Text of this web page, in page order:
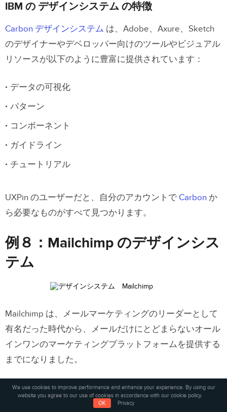
IBM の デザインシステム の特徴
Carbon デザインシステム は、Adobe、Axure、Sketch
のデザイナーやデベロッパー向けのツールやビジュアル
リソースが以下のように豊富に提供されています：
データの可視化
パターン
コンポーネント
ガイドライン
チュートリアル
UXPin のユーザーだと、自分のアカウントで Carbon か
ら必要なものがすべて見つかります。
例８：Mailchimp のデザインシス
テム
Mailchimp は、メールマーケティングのリーダーとして
有名だった時代から、メールだけにとどまらないオール
インワンのマーケティングプラットフォームを提供する
までになりました。
Mailchimp の明確な目標は、ブランドアイデンティティ
とイメージを忠実に守りながら、中小企業の成長を支援
We use cookies to improve performance and enhance your experience. By using our
website you agree to our use of cookies in accordance with our cookie policy.
OK
Privacy